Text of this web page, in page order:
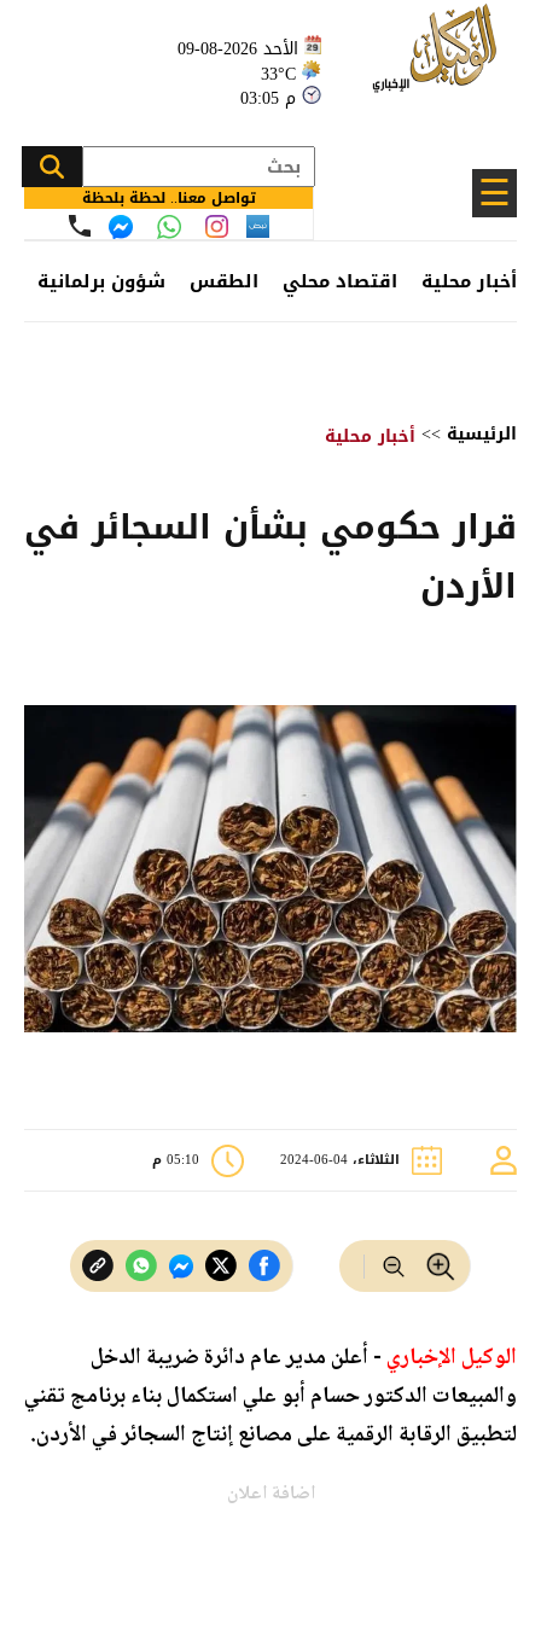
الأحد 2026-08-09
33°C
03:05 م
☰ تواصل معنا.. لحظة بلحظة
أخبار محلية اقتصاد محلي الطقس شؤون برلمانية
الرئيسية >> أخبار محلية
قرار حكومي بشأن السجائر في
الأردن
الثلاثاء، 04-06-2024 05:10 م
الوكيل الإخباري- أعلن مدير عام دائرة ضريبة الدخل
والمبيعات الدكتور حسام أبو علي استكمال بناء برنامج تقني
لتطبيق الرقابة الرقمية على مصانع إنتاج السجائر في الأردن.
اضافة اعلان